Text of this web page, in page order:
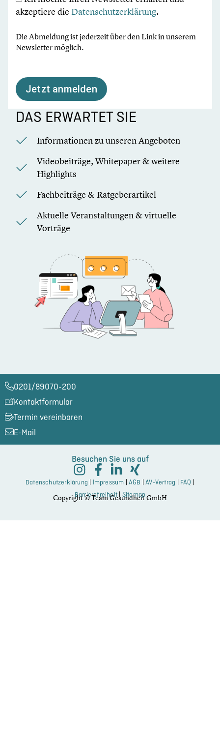
akzeptiere die Datenschutzerklärung.
Die Abmeldung ist jederzeit über den Link in unserem
Newsletter möglich.
Jetzt anmelden
DAS ERWARTET SIE
Informationen zu unseren Angeboten
Videobeiträge, Whitepaper & weitere
Highlights
Fachbeiträge & Ratgeberartikel
Aktuelle Veranstaltungen & virtuelle
Vorträge
0201/89070-200​
Kontaktformular
Termin vereinbaren
E-Mail
Besuchen Sie uns auf
Datenschutzerklärung | Impressum |AGB |AV-Vertrag | FAQ |
Barrierefreiheit | Sitemap
Copyright © Team Gesundheit GmbH